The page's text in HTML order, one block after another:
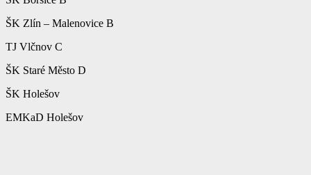
ŠK Zlín – Malenovice B
TJ Vlčnov C
ŠK Staré Město D
ŠK Holešov
EMKaD Holešov